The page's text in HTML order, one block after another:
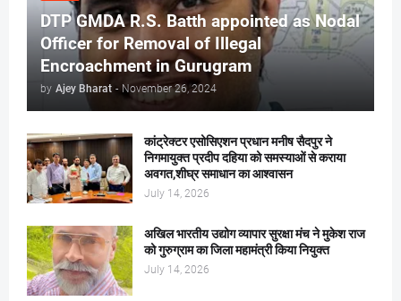
DTP GMDA R.S. Batth appointed as Nodal
Officer for Removal of Illegal
Encroachment in Gurugram
by Ajey Bharat - November 26, 2024
कांट्रेक्टर एसोसिएशन प्रधान मनीष सैदपुर ने
निगमायुक्त प्रदीप दहिया को समस्याओं से कराया
अवगत,शीघ्र समाधान का आश्वासन
July 14, 2026
अखिल भारतीय उद्योग व्यापार सुरक्षा मंच ने मुकेश राज
को गुरुग्राम का जिला महामंत्री किया नियुक्त
July 14, 2026